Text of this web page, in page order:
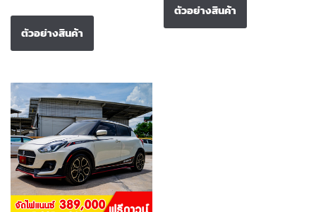
ตัวอย่างสินค้า
ตัวอย่างสินค้า